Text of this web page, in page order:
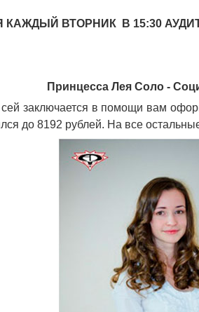
ВТОРНИК В 15:30
Принцесса Лея Соло -
заключается в помощи вам
до 8192 рублей. На все